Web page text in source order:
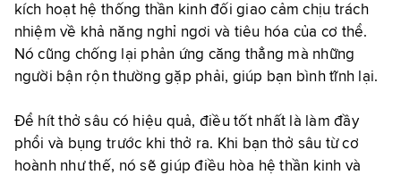
kích hoạt hệ thống thần kinh đối giao cảm chịu trách
nhiệm về khả năng nghỉ ngơi và tiêu hóa của cơ thể.
Nó cũng chống lại phản ứng căng thẳng mà những
người bận rộn thường gặp phải, giúp bạn bình tĩnh lại.
Để hít thở sâu có hiệu quả, điều tốt nhất là làm đầy
phổi và bụng trước khi thở ra. Khi bạn thở sâu từ cơ
hoành như thế, nó sẽ giúp điều hòa hệ thần kinh và